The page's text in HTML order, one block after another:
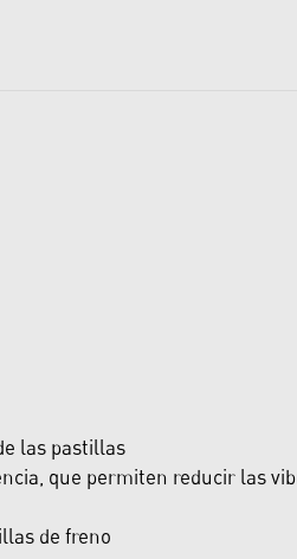
las pastillas
que permiten reducir las
de freno